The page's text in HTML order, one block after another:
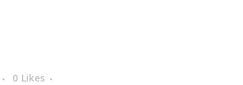
0 Likes